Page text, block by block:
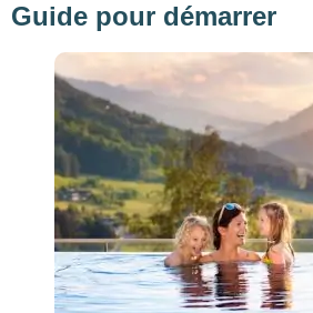
Guide pour démarrer